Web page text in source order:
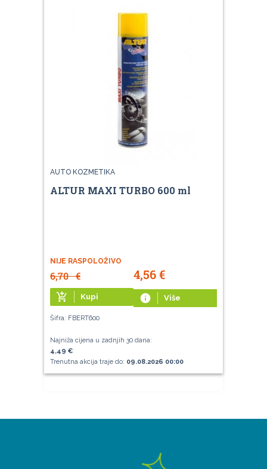
AUTO KOZMETIKA
ALTUR MAXI TURBO 600 ml
NIJE RASPOLOŽIVO
6,70€ 4,56€
add_shopping_cart Kupi info Više
Šifra: FBERT600
Najniža cijena u zadnjih 30 dana:
4,49 €
Trenutna akcija traje do: 09.08.2026 00:00